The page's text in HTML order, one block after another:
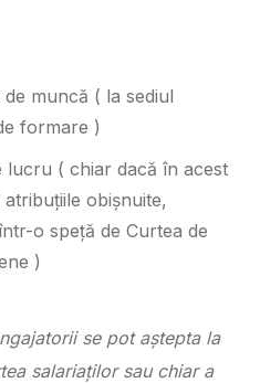
muncă ( la sediul
formare )
( chiar dacă în acest
obișnuite,
o speță de Curtea de
)
se pot aștepta la
salariaților sau chiar a